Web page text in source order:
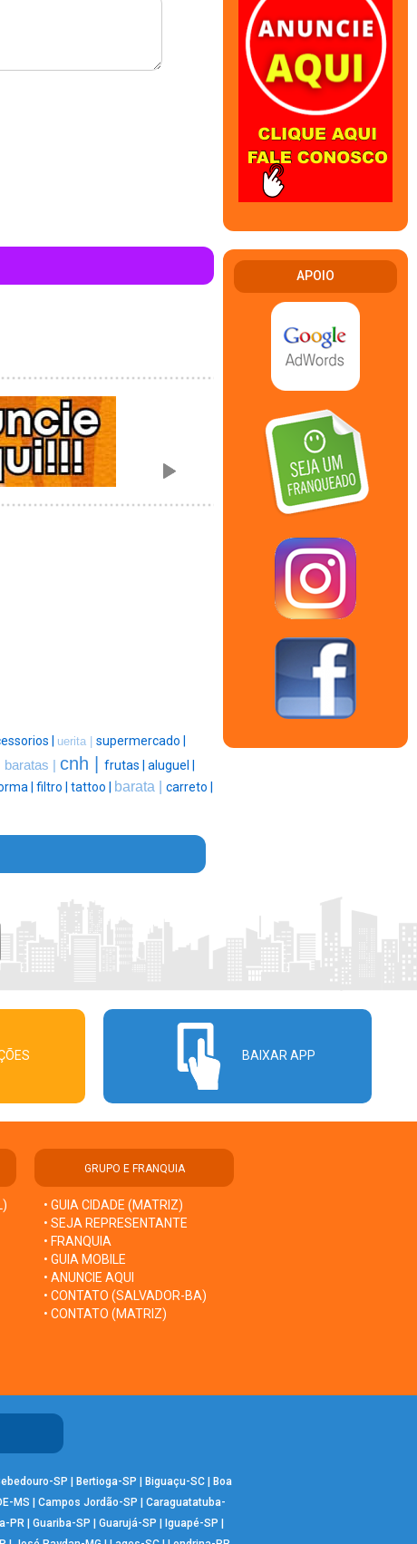
| uerita | supermercado |
baratas | cnh | frutas | aluguel |
| filtro | tattoo | barata | carreto |
APOIO
BAIXAR APP
GRUPO E FRANQUIA
• GUIA CIDADE (MATRIZ)
• SEJA REPRESENTANTE
• FRANQUIA
• GUIA MOBILE
• ANUNCIE AQUI
• CONTATO (SALVADOR-BA)
• CONTATO (MATRIZ)
SP | Bertioga-SP | Biguaçu-SC| Boa
MS | Campos Jordão-SP | Caraguatatuba-
PR | Guariba-SP | Guarujá-SP | Iguapé-SP |